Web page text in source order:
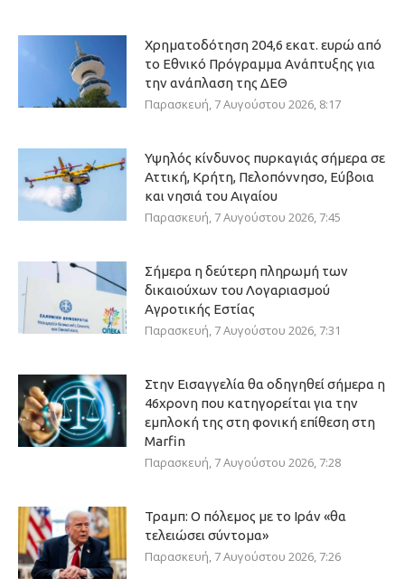
Χρηματοδότηση 204,6 εκατ. ευρώ από
το Εθνικό Πρόγραμμα Ανάπτυξης για
την ανάπλαση της ΔΕΘ
Παρασκευή, 7 Αυγούστου 2026, 8:17
Υψηλός κίνδυνος πυρκαγιάς σήμερα σε
Αττική, Κρήτη, Πελοπόννησο, Εύβοια
και νησιά του Αιγαίου
Παρασκευή, 7 Αυγούστου 2026, 7:45
Σήμερα η δεύτερη πληρωμή των
δικαιούχων του Λογαριασμού
Αγροτικής Εστίας
Παρασκευή, 7 Αυγούστου 2026, 7:31
Στην Εισαγγελία θα οδηγηθεί σήμερα η
46χρονη που κατηγορείται για την
εμπλοκή της στη φονική επίθεση στη
Marfin
Παρασκευή, 7 Αυγούστου 2026, 7:28
Τραμπ: Ο πόλεμος με το Ιράν «θα
τελειώσει σύντομα»
Παρασκευή, 7 Αυγούστου 2026, 7:26